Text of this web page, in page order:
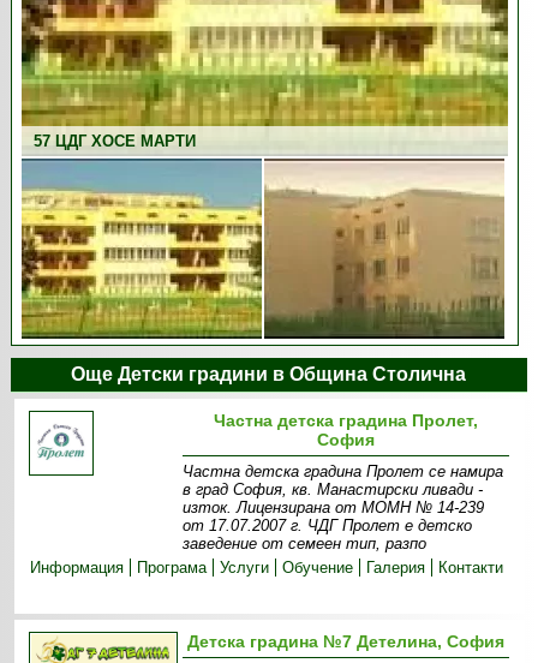
57 ЦДГ ХОСЕ МАРТИ
Още Детски градини в Община Столична
Частна детска градина Пролет,
София
Частна детска градина Пролет се намира
в град София, кв. Манастирски ливади -
изток. Лицензирана от МОМН № 14-239
от 17.07.2007 г. ЧДГ Пролет е детско
заведение от семеен тип, разпо
Информация
Програма Услуги Обучение Галерия Контакти
Детска градина №7 Детелина, София